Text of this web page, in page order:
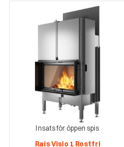
Insats för öppen spis
Rais Visio 1 Rostfri